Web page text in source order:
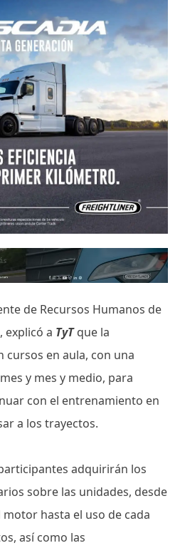
de Recursos Humanos de
explicó a TyTque la
cursos en aula, con una
y mes y medio, para
con el entrenamiento en
a los trayectos.
adquirirán los
sobre las unidades, desde
hasta el uso de cada
así como las